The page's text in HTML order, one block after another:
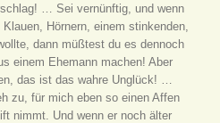
… Sei vernünftig, und wenn
Hörnern, einem stinkenden,
dann müßtest du es dennoch
einem Ehemann machen! Aber
das ist das wahre Unglück! …
zu, für mich eben so einen Affen
nimmt. Und wenn er noch älter